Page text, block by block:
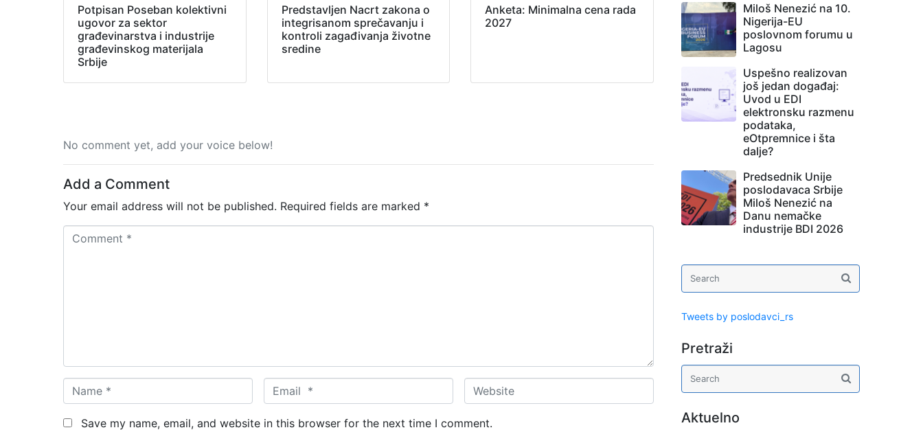
Potpisan Poseban kolektivni
ugovor za sektor
građevinarstva i industrije
građevinskog materijala
Srbije
Predstavljen Nacrt zakona o
integrisanom sprečavanju i
kontroli zagađivanja životne
sredine
Anketa: Minimalna cena rada
2027
No comment yet, add your voice below!
Add a Comment
Your email address will not be published. Required fields are marked *
a
m
m
a
W
e
b
Save my name, email, and website in this browser for the next time I comment.
Miloš Nenezić na 10.
Nigerija-EU
poslovnom forumu u
Lagosu
Uspešno realizovan
još jedan događaj:
Uvod u EDI
elektronsku razmenu
podataka,
eOtpremnice i šta
dalje?
Predsednik Unije
poslodavaca Srbije
Miloš Nenezić na
Danu nemačke
industrije BDI 2026
Tweets by poslodavci_rs
Pretraži
Aktuelno